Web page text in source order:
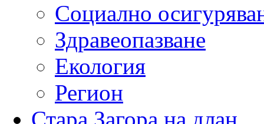
Социално
Здравеопазване
Екология
Регион